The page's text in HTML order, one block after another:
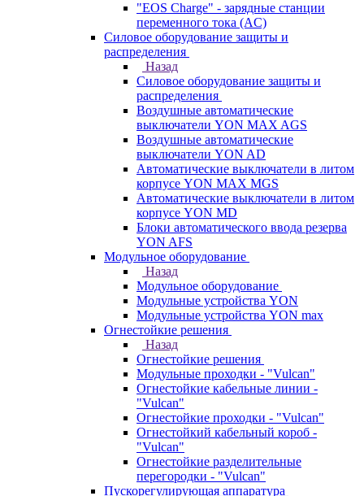
"EOS Charge" - зарядные станции
переменного тока (AC)
Силовое оборудование защиты и
распределения
Назад
Силовое оборудование защиты и
распределения
Воздушные автоматические
выключатели YON MAX AGS
Воздушные автоматические
выключатели YON AD
Автоматические выключатели в литом
корпусе YON MAX MGS
Автоматические выключатели в литом
корпусе YON MD
Блоки автоматического ввода резерва
YON AFS
Модульное оборудование
Назад
Модульное оборудование
Модульные устройства YON
Модульные устройства YON max
Огнестойкие решения
Назад
Огнестойкие решения
Модульные проходки - "Vulcan"
Огнестойкие кабельные линии -
"Vulcan"
Огнестойкие проходки - "Vulcan"
Огнестойкий кабельный короб -
"Vulcan"
Огнестойкие разделительные
перегородки - "Vulcan"
Пускорегулирующая аппаратура